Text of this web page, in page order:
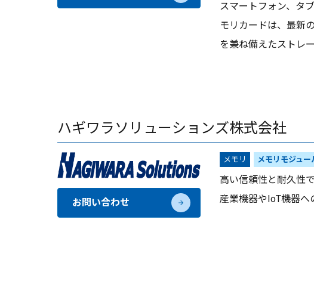
スマートフォン、タ
モリカードは、最新
を兼ね備えたストレー
ハギワラソリューションズ株式会社
お問い合わせ
メモリ メモリモジュー
高い信頼性と耐久性
産業機器やIoT機器へ